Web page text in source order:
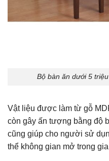
Bộ bàn ăn dưới 5
Vật liệu được làm từ gỗ
còn gây ấn tượng bằng độ
cũng giúp cho người sử
thể không gian mở trong